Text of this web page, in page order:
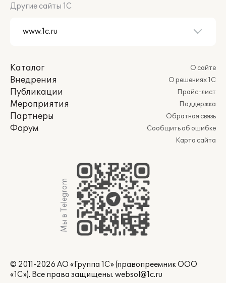
Другие сайты 1С
Каталог
Внедрения
Публикации
Мероприятия
Партнеры
Форум
О сайте
О решениях 1С
Прайс-лист
Поддержка
Обратная связь
Сообщить об ошибке
Карта сайта
Мы в Telegram
© 2011-2026 АО «Группа 1С» (правопреемник ООО
«1С»). Все права защищены. websol@1c.ru